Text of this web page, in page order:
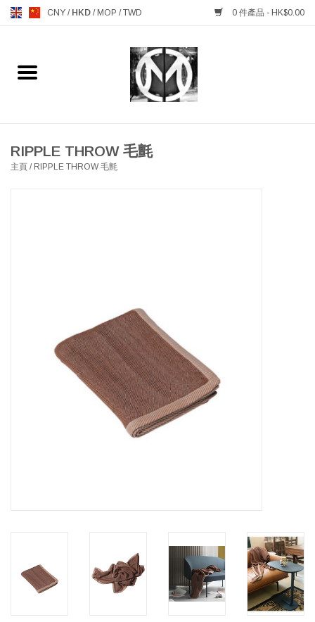
CNY / HKD / MOP /TWD 0 件產品 - HK$0.00
主頁
MANKS ANTIQUES 古董
HEALTHY LIVING 健康家居
LATEST ARRIVALS 最新扺港
RIPPLE THROW 毛氈
主頁 / RIPPLE THROW 毛氈